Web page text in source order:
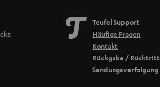
Teufel Support
Häufige Fragen
Kontakt
Rückgabe / Rücktritt
Sendungsverfolgung